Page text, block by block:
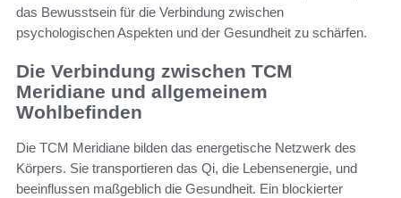
das Bewusstsein für die Verbindung zwischen
psychologischen Aspekten und der Gesundheit zu schärfen.
Die Verbindung zwischen TCM
Meridiane und allgemeinem
Wohlbefinden
Die TCM Meridiane bilden das energetische Netzwerk des
Körpers. Sie transportieren das Qi, die Lebensenergie, und
beeinflussen maßgeblich die Gesundheit. Ein blockierter